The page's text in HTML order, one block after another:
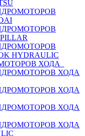
HYDRAULIC
ХОДА
ХОДА
ХОДА
ХОДА
ХОДА